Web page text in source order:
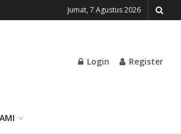
Jumat, 7 Agustus 2026
Login Register